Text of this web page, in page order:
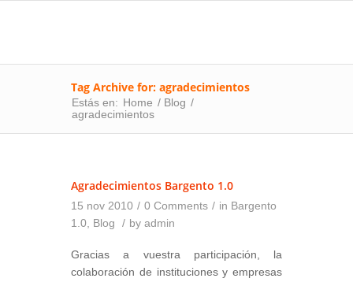
Tag Archive for: agradecimientos
Estás en: Home / Blog /
agradecimientos
Agradecimientos Bargento 1.0
15 nov 2010 / 0 Comments / in Bargento
1.0
Blog / by admin
Gracias a vuestra participación , la
colaboración de instituciones y empresas